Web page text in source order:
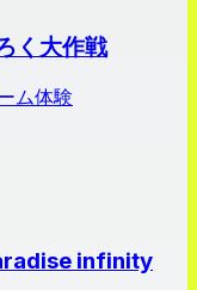
く大作戦
ム体験
infinity